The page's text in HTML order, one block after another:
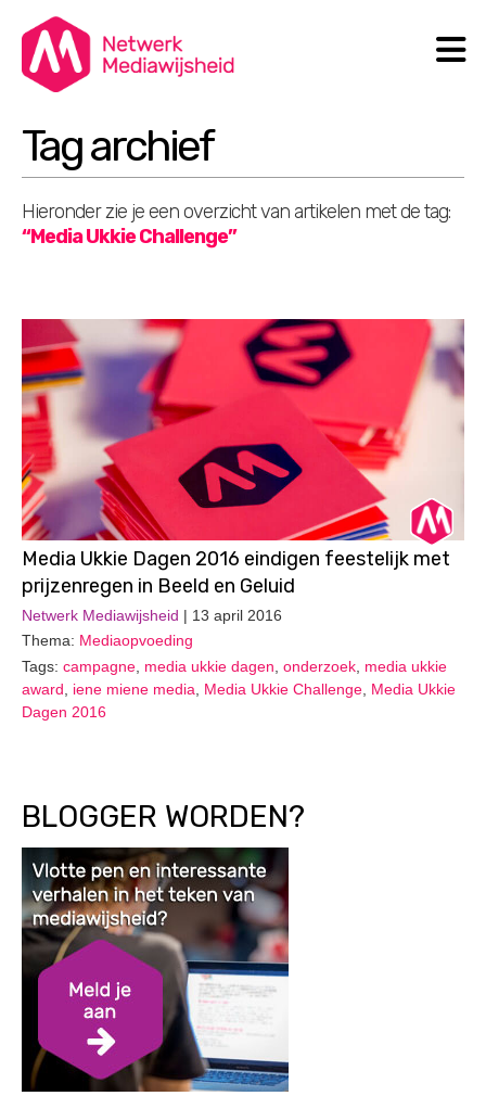
Search
Tag archief
Hieronder zie je een overzicht van artikelen met de tag:
“Media Ukkie Challenge”
Media Ukkie Dagen 2016 eindigen feestelijk met
prijzenregen in Beeld en Geluid
Netwerk Mediawijsheid | 13 april 2016
Thema: Mediaopvoeding
Tags: campagne, media ukkie dagen, onderzoek, media ukkie
award, iene miene media, Media Ukkie Challenge, Media Ukkie
Dagen 2016
BLOGGER WORDEN?